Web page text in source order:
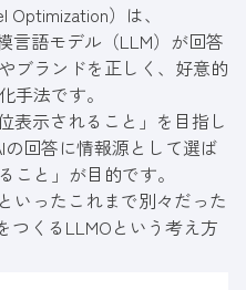
）は、
言語モデル（LLM）が回答
ブランドを正しく、好意的
手法です。
表示されること」を目指し
回答に情報源として選ば
こと」が目的です。
いったこれまで別々だった
つくるLLMOという考え方